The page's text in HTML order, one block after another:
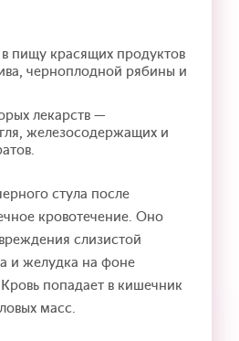
пищу красящих продуктов
черноплодной рябины и
лекарств —
железосодержащих и
стула после
кровотечение. Оно
слизистой
и желудка на фоне
попадает в кишечник
масс.